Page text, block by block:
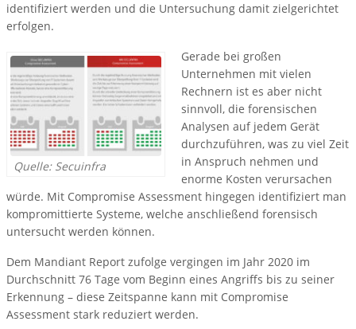
identifiziert werden und die Untersuchung damit zielgerichtet
erfolgen.
Quelle: Secuinfra
Gerade bei großen
Unternehmen mit vielen
Rechnern ist es aber nicht
sinnvoll, die forensischen
Analysen auf jedem Gerät
durchzuführen, was zu viel Zeit
in Anspruch nehmen und
enorme Kosten verursachen
würde. Mit Compromise Assessment hingegen identifiziert man
kompromittierte Systeme, welche anschließend forensisch
untersucht werden können.
Dem Mandiant Report zufolge vergingen im Jahr 2020 im
Durchschnitt 76 Tage vom Beginn eines Angriffs bis zu seiner
Erkennung – diese Zeitspanne kann mit Compromise
Assessment stark reduziert werden.